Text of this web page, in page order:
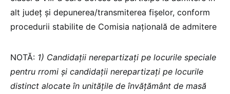
alt județ și depunerea/transmiterea fișelor, conform
procedurii stabilite de Comisia națională de admitere
NOTĂ: 1) Candidații nerepartizați pe locurile speciale
pentru rromi și candidații nerepartizați pe locurile
distinct alocate în unitățile de învățământ de masă